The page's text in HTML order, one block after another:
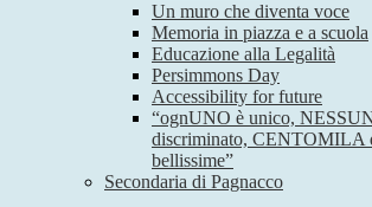
Un muro che diventa voce
Memoria in piazza e a scuola
Educazione alla Legalità
Persimmons Day
Accessibility for future
“ognUNO è unico,
discriminato, CENTOMILA
bellissime”
Secondaria di Pagnacco